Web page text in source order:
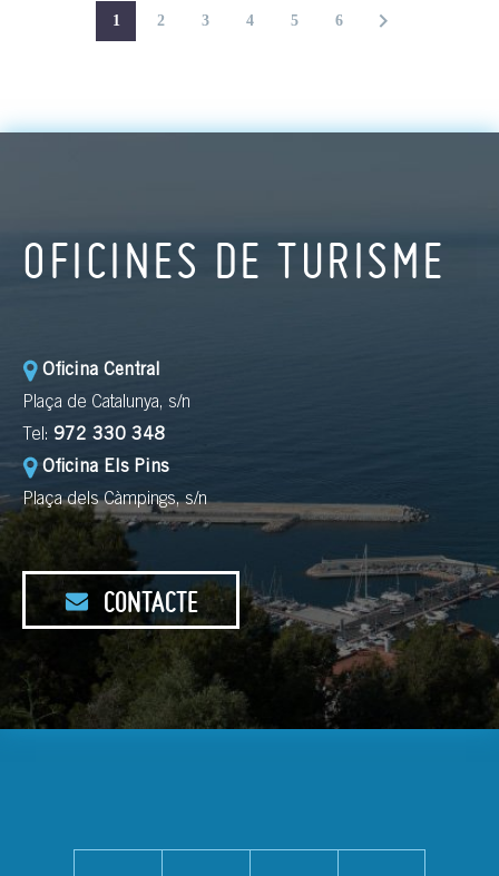
1 2 3 4 5 6
OFICINES DE TURISME
Oficina Central
Plaça de Catalunya, s/n
Tel: 972 330 348
Oficina Els Pins
Plaça dels Càmpings, s/n
CONTACTE